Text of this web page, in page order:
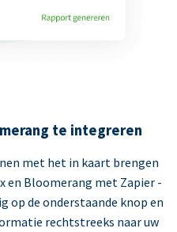
te integreren
met het in kaart brengen
en Bloomerang met Zapier -
op de onderstaande knop en
rechtstreeks naar uw